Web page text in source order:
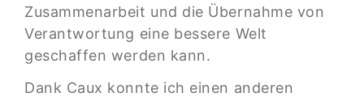
Zusammenarbeit und die Übernahme von
Verantwortung eine bessere Welt
geschaffen werden kann.
Dank Caux konnte ich einen anderen